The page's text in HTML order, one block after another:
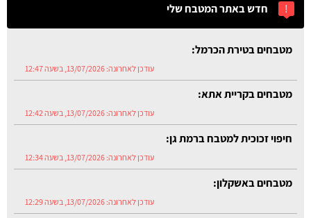
! חדש באתר המטבח שלי
מטבחים בקריית אתא:
עודכן לאחרונה: 13/07/2026, בשעה 12:42
חיפוי זכוכית למטבח ברמת גן:
עודכן לאחרונה: 13/07/2026, בשעה 12:34
מטבחים באשקלון:
עודכן לאחרונה: 13/07/2026, בשעה 12:29
מטבחים בקרית גת:
עודכן לאחרונה: 13/07/2026, בשעה 12:54